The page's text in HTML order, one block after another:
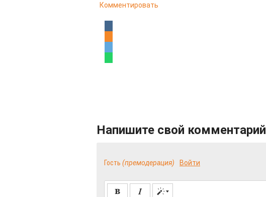
Комментировать
Напишите свой комментарий
Гость (премодерация) Войти